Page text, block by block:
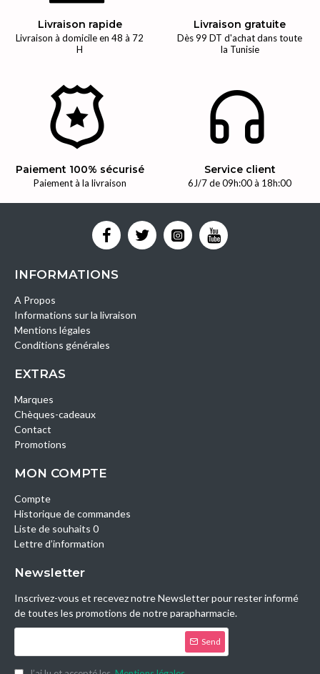
Livraison rapide
Livraison à domicile en 48 à 72
H
Livraison gratuite
Dès 99 DT d'achat dans toute
la Tunisie
Paiement 100% sécurisé
Paiement à la livraison
Service client
6J/7 de 09h:00 à 18h:00
INFORMATIONS
A Propos
Informations sur la livraison
Mentions légales
Conditions générales
EXTRAS
Marques
Chèques-cadeaux
Contact
Promotions
MON COMPTE
Compte
Historique de commandes
Liste de souhaits 0
Lettre d’information
Newsletter
Inscrivez-vous et recevez notre Newsletter pour rester informé
de toutes les promotions de notre parapharmacie.
Send